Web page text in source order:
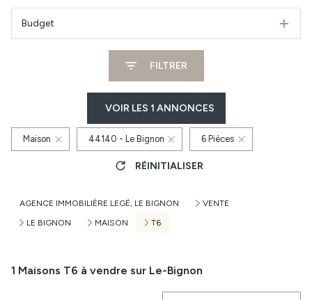
Budget
FILTRER
VOIR LES 1 ANNONCES
Maison 44140 - Le Bignon 6 Pièces
RÉINITIALISER
AGENCE IMMOBILIÈRE LEGÉ, LE BIGNON
VENTE
LE BIGNON
MAISON T6
1 Maisons T6 à vendre sur Le-Bignon